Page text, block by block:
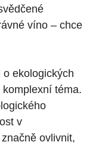
víno – chce
ekologických
téma.
v
ovlivnit,